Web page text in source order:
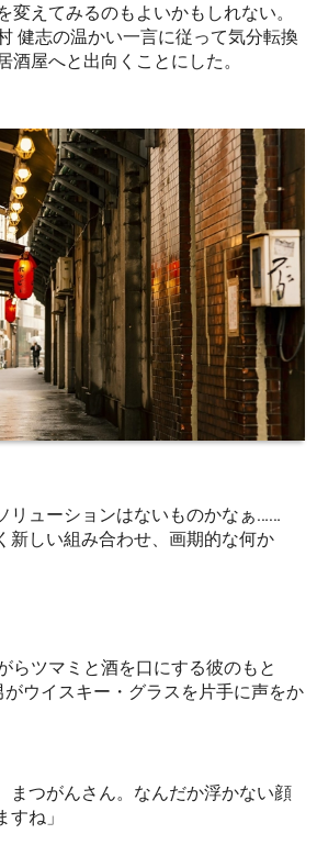
えてみるのもよいかもしれない。
健志の温かい一言に従って気分転換
酒屋へと出向くことにした。
リューションはないものかなぁ……
新しい組み合わせ、画期的な何か
らツマミと酒を口にする彼のもと
ウイスキー・グラスを片手に声をか
まつがんさん。なんだか浮かない顔
すね」